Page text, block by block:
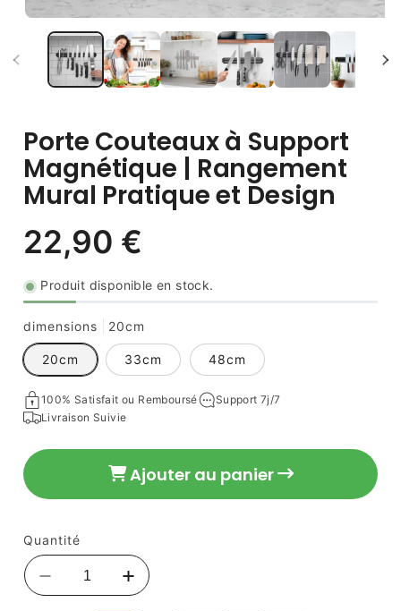
Porte Couteaux à Support
Magnétique | Rangement
Mural Pratique et Design
Prix
habituel
22,90 €
Produit disponible en stock.
dimensions 20cm
20cm 33cm 48cm
100% Satisfait ou Remboursé
Support 7j/7
Livraison Suivie
Ajouter au panier
Quantité
Réduire
Augmenter